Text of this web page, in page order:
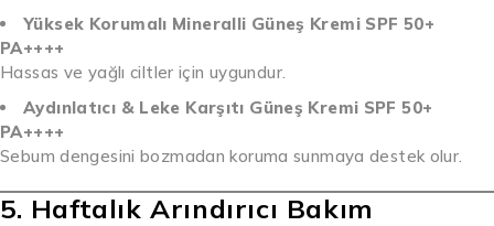
Yüksek Korumalı Mineralli Güneş Kremi SPF 50+
PA++++
Hassas ve yağlı ciltler için uygundur.
Aydınlatıcı & Leke Karşıtı Güneş Kremi SPF 50+
PA++++
Sebum dengesini bozmadan koruma sunmaya destek olur.
5. Haftalık Arındırıcı Bakım